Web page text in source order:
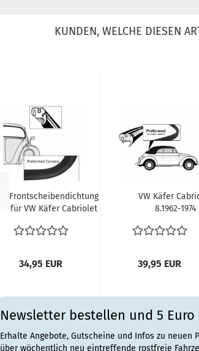
KUNDEN, WELCHE DIESEN
Frontscheibendichtung
für VW Käfer Cabriolet
34,95 EUR
VW Käfer
8.1962-1974
39,95 EUR
Newsletter bestellen und 5
Erhalte Angebote, Gutscheine und Infos zu neuen
über wöchentlich neu eintreffende rostfreie